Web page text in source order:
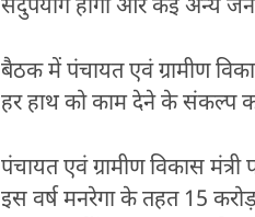
सदुपयोग होगा और कई अन्य
बैठक में पंचायत एवं ग्रामीण
हर हाथ को काम देने के संकल्प
पंचायत एवं ग्रामीण विकास
इस वर्ष मनरेगा के तहत 15